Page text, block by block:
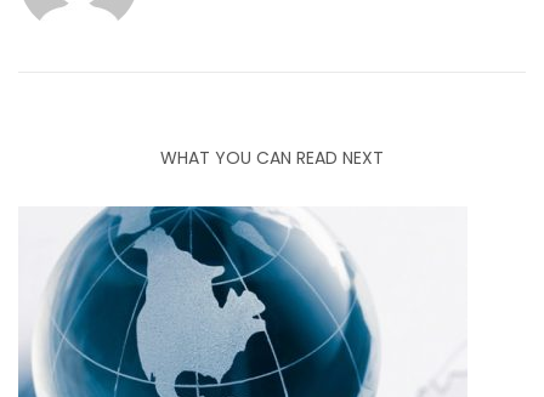
WHAT YOU CAN READ NEXT